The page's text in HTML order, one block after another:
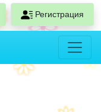
Регистрация